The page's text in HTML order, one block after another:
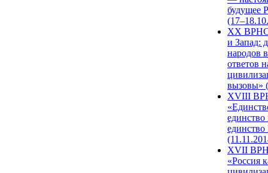
будущее
XX ВРНС
и Запад:
народов
ответов
вызовы»
XVIII
единство
единство
XVII
«Россия